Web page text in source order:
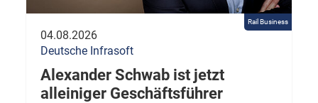
Rail Business
04.08.2026
Deutsche Infrasoft
Alexander Schwab ist jetzt
alleiniger Geschäftsführer